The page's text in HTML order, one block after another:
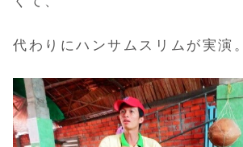
代わりにハンサムスリムが実演。